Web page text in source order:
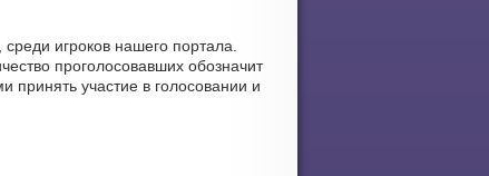
игроков нашего портала.
проголосовавших обозначит
принять участие в голосовании и